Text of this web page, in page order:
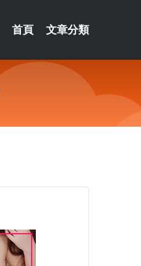
首頁 文章分類